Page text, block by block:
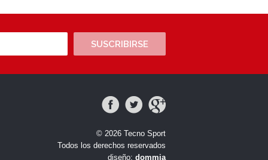
SUSCRIBIRSE
© 2026 Tecno Sport
Todos los derechos reservados
diseño: dommia